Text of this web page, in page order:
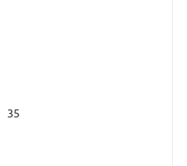
35